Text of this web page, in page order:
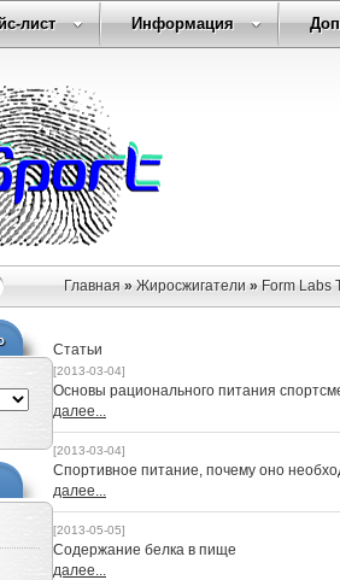
лист Информация
Главная » Жиросжигатели » Form Labs
Статьи
[2013-03-04]
Основы рационального питания
далее...
[2013-03-04]
Спортивное питание, почему оно
далее...
[2013-05-05]
Cодержание белка в пище
далее...